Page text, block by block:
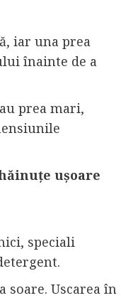
iar una prea
înainte de a
prea mari,
ușoare
speciali
soare. Uscarea în